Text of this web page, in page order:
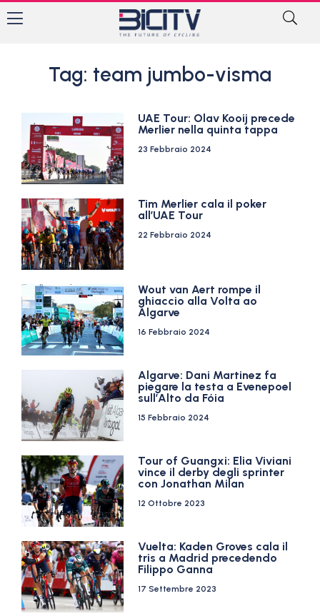
Tag: team jumbo-visma
UAE Tour: Olav Kooij precede
Merlier nella quinta tappa
23 Febbraio 2024
Tim Merlier cala il poker
all’UAE Tour
22 Febbraio 2024
Wout van Aert rompe il
ghiaccio alla Volta ao
Algarve
16 Febbraio 2024
Algarve: Dani Martinez fa
piegare la testa a Evenepoel
sull’Alto da Fóia
15 Febbraio 2024
Tour of Guangxi: Elia Viviani
vince il derby degli sprinter
con Jonathan Milan
12 Ottobre 2023
Vuelta: Kaden Groves cala il
tris a Madrid precedendo
Filippo Ganna
17 Settembre 2023